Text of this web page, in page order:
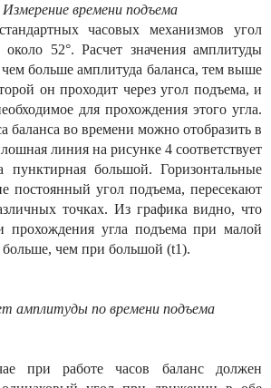
времени подъема
часовых механизмов угол
около 52°. Расчет значения амплитуды
больше амплитуда баланса, тем выше
он проходит через угол подъема, и
для прохождения этого угла.
баланса во времени можно отобразить в
линия на рисунке 4 соответствует
пунктирная большой. Горизонтальные
постоянный угол подъема, пересекают
точках. Из графика видно, что
прохождения угла подъема при малой
больше, чем при большой (t1).
амплитуды по времени подъема
при работе часов баланс должен